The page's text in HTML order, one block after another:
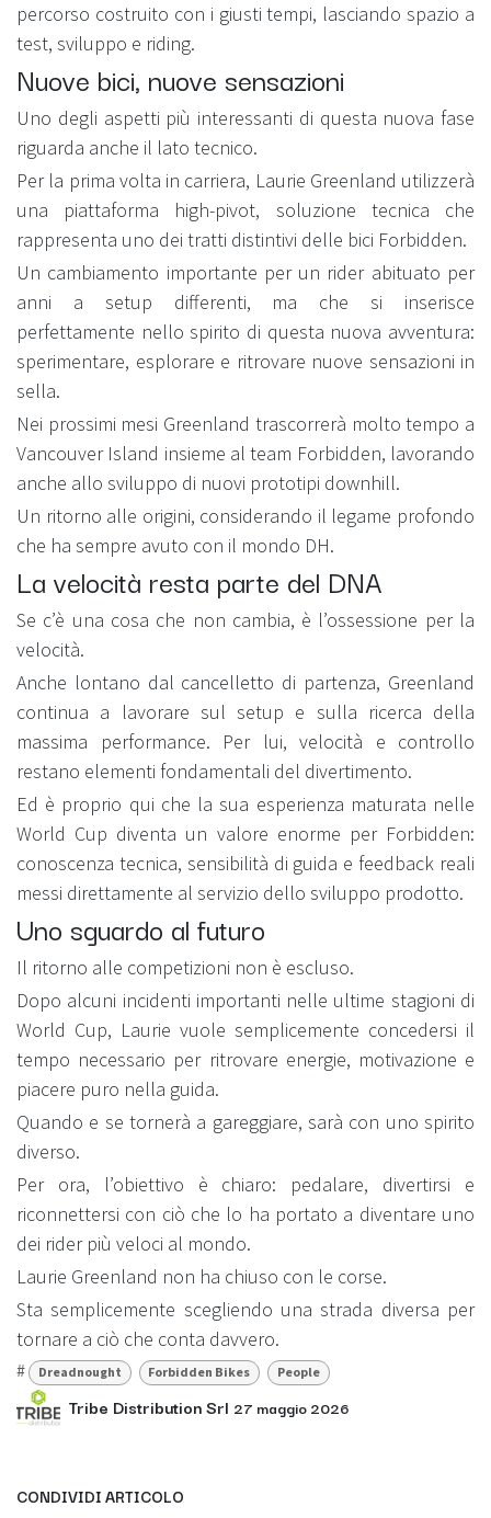
percorso costruito con i giusti tempi, lasciando spazio a
test, sviluppo e riding.
Nuove bici, nuove sensazioni
Uno degli aspetti più interessanti di questa nuova fase
riguarda anche il lato tecnico.
Per la prima volta in carriera, Laurie Greenland utilizzerà
una piattaforma high-pivot, soluzione tecnica che
rappresenta uno dei tratti distintivi delle bici Forbidden.
Un cambiamento importante per un rider abituato per
anni a setup differenti, ma che si inserisce
perfettamente nello spirito di questa nuova avventura:
sperimentare, esplorare e ritrovare nuove sensazioni in
sella.
Nei prossimi mesi Greenland trascorrerà molto tempo a
Vancouver Island insieme al team Forbidden, lavorando
anche allo sviluppo di nuovi prototipi downhill.
Un ritorno alle origini, considerando il legame profondo
che ha sempre avuto con il mondo DH.
La velocità resta parte del DNA
Se c’è una cosa che non cambia, è l’ossessione per la
velocità.
Anche lontano dal cancelletto di partenza, Greenland
continua a lavorare sul setup e sulla ricerca della
massima performance. Per lui, velocità e controllo
restano elementi fondamentali del divertimento.
Ed è proprio qui che la sua esperienza maturata nelle
World Cup diventa un valore enorme per Forbidden:
conoscenza tecnica, sensibilità di guida e feedback reali
messi direttamente al servizio dello sviluppo prodotto.
Uno sguardo al futuro
Il ritorno alle competizioni non è escluso.
Dopo alcuni incidenti importanti nelle ultime stagioni di
World Cup, Laurie vuole semplicemente concedersi il
tempo necessario per ritrovare energie, motivazione e
piacere puro nella guida.
Quando e se tornerà a gareggiare, sarà con uno spirito
diverso.
Per ora, l’obiettivo è chiaro: pedalare, divertirsi e
riconnettersi con ciò che lo ha portato a diventare uno
dei rider più veloci al mondo.
Laurie Greenland non ha chiuso con le corse.
Sta semplicemente scegliendo una strada diversa per
tornare a ciò che conta davvero.
# Dreadnought Forbidden Bikes People
Tribe Distribution Srl 27 maggio 2026
CONDIVIDI ARTICOLO